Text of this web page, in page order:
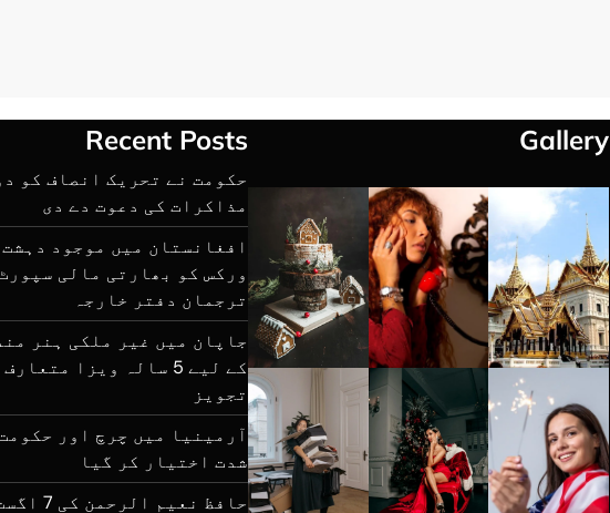
Gallery
Recent Posts
حکومت نے تحریک انصاف کو
مذاکرات کی دعوت دے دی
افغانستان میں موجود
ورکس کو بھارتی مالی
ترجمان دفتر خارجہ
جاپان میں غیر ملکی ہنر
کے لیے 5 سالہ ویزا
تجویز
آرمینیا میں چرچ اور
شدت اختیار کر گیا
حافظ